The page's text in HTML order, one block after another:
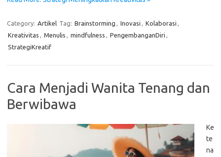
Category: Artikel Tag: Brainstorming , Inovasi , Kolaborasi ,
Kreativitas , Menulis , mindfulness , PengembanganDiri ,
StrategiKreatif
Cara Menjadi Wanita Tenang dan
Berwibawa
Ke
te
na